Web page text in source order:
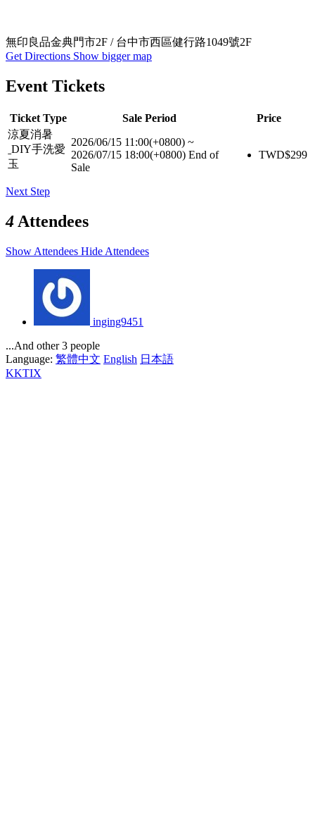
無印良品金典門市2F / 台中市西區健行路1049號2F
Get Directions Show bigger map
Event Tickets
Ticket Type Sale Period
Price
涼夏消暑
ˍDIY手洗愛
玉
2026/06/15 11:00(+0800) ~
2026/07/15 18:00(+0800) End of
Sale
TWD$299
Next Step
4 Attendees
Show Attendees Hide Attendees
inging9451
...And other 3 people
Language: 繁體中文 English 日本語
KKTIX